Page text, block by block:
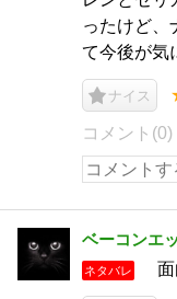
ったけど、
て今後が気
ナイス
コメント(0)
ベーコンエ
ネタバレ 面